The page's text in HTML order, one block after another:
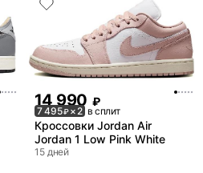
14 990 ₽
7 495₽× 2 в сплит
Кроссовки Jordan Air
Jordan 1 Low Pink White
15 дней